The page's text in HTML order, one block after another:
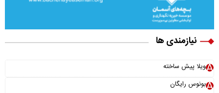
نیازمندی ها
ویلا پیش ساخته
بونوس رایگان